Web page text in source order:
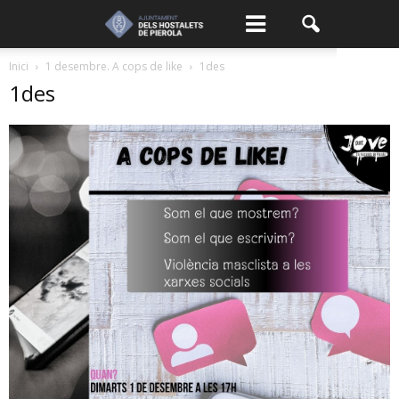
Inici 1 desembre. A cops de like 1des
1des